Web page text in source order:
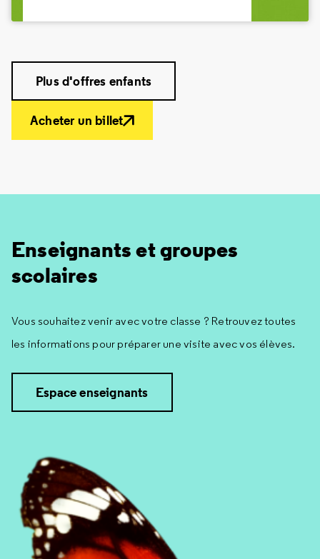
Plus d'offres enfants
Acheter un billet
Enseignants et groupes
scolaires
Vous souhaitez venir avec votre classe ? Retrouvez toutes
les informations pour préparer une visite avec vos élèves.
Espace enseignants